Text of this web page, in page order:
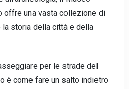
offre una vasta collezione di
la storia della città e della
per le strade del
è come fare un salto indietro
Bambini